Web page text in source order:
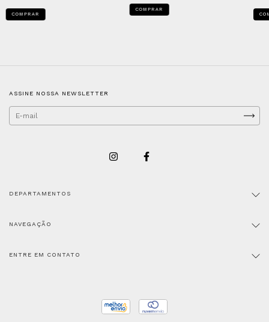
ASSINE NOSSA NEWSLETTER
DEPARTAMENTOS
NAVEGAÇÃO
ENTRE EM CONTATO